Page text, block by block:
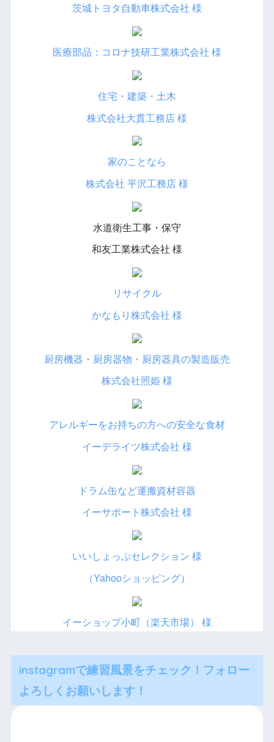
茨城トヨタ自動車株式会社 様
医療部品：コロナ技研工業株式会社 様
住宅・建築・土木
株式会社大貫工務店 様
家のことなら
株式会社 平沢工務店 様
水道衛生工事・保守
和友工業株式会社 様
リサイクル
かなもり株式会社 様
厨房機器・厨房器物・厨房器具の製造販売
株式会社照姫 様
アレルギーをお持ちの方への安全な食材
イーデライツ株式会社 様
ドラム缶など運搬資材容器
イーサポート株式会社 様
いいしょっぷセレクション 様
（Yahooショッピング）
イーショップ小町（楽天市場） 様
instagramで練習風景をチェック！フォロー
よろしくお願いします！